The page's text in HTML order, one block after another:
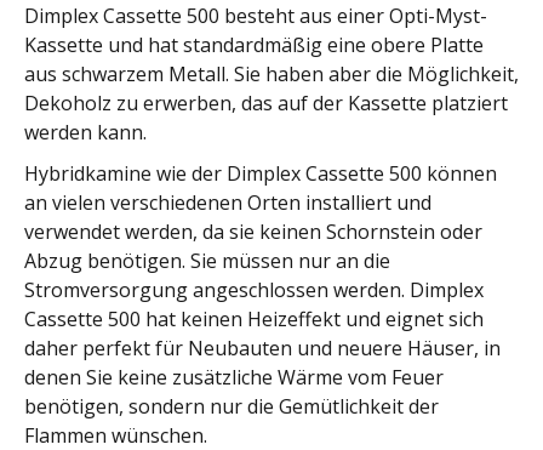
Dimplex Cassette 500 besteht aus einer Opti-Myst-
Kassette und hat standardmäßig eine obere Platte
aus schwarzem Metall. Sie haben aber die Möglichkeit,
Dekoholz zu erwerben, das auf der Kassette platziert
werden kann.
Hybridkamine wie der Dimplex Cassette 500 können
an vielen verschiedenen Orten installiert und
verwendet werden, da sie keinen Schornstein oder
Abzug benötigen. Sie müssen nur an die
Stromversorgung angeschlossen werden. Dimplex
Cassette 500 hat keinen Heizeffekt und eignet sich
daher perfekt für Neubauten und neuere Häuser, in
denen Sie keine zusätzliche Wärme vom Feuer
benötigen, sondern nur die Gemütlichkeit der
Flammen wünschen.